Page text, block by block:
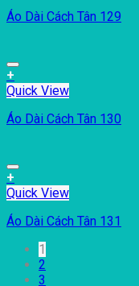
Áo Dài Cách Tân 129
+
Quick View
Áo Dài Cách Tân 130
+
Quick View
Áo Dài Cách Tân 131
1
2
3